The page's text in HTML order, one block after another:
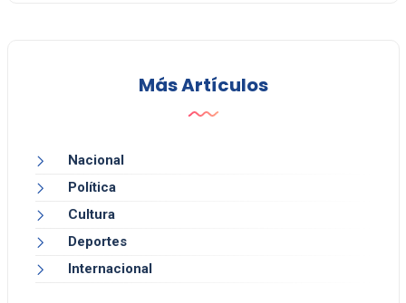
Más Artículos
Nacional
Política
Cultura
Deportes
Internacional